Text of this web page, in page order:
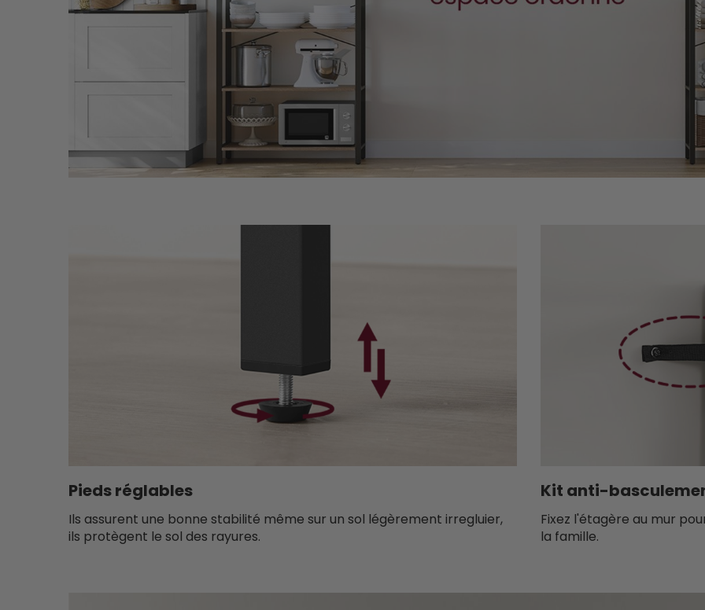
Pieds réglables
Ils assurent une bonne stabilité même sur un sol légèrement irregluier,
ils protègent le sol des rayures.
Kit anti-
Fixez l'étagère au mur
la famille.